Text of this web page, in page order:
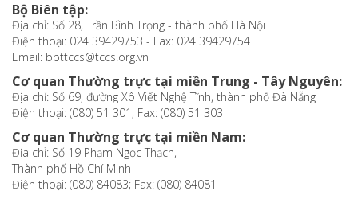
Bộ Biên tập:
Địa chỉ: Số 28, Trần Bình Trọng - thành phố Hà Nội
Điện thoại: 024 39429753 - Fax: 024 39429754
Email: bbttccs@tccs.org.vn
Cơ quan Thường trực tại miền Trung - Tây Nguyên:
Địa chỉ: Số 69, đường Xô Viết Nghệ Tĩnh, thành phố Đà Nẵng
Điện thoại: (080) 51 301; Fax: (080) 51 303
Cơ quan Thường trực tại miền Nam:
Địa chỉ: Số 19 Phạm Ngọc Thạch,
Thành phố Hồ Chí Minh
Điện thoại: (080) 84083; Fax: (080) 84081